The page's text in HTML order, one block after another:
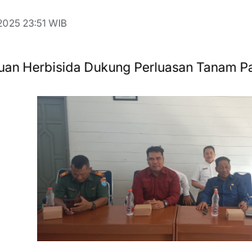
23:51 WIB
Herbisida Dukung Perluasan Tanam